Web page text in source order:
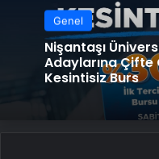
Genel
Nişantaşı
Adaylarına Çifte
Kesintisiz Burs